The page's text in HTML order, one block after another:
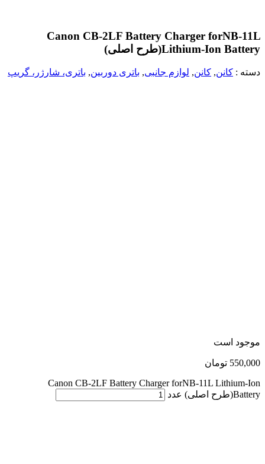
Canon CB-2LF Battery Charger forNB-11L
Lithium-Ion Battery(طرح اصلی)
دسته : کانن, کانن, لوازم جانبی, باتری دوربین, باتری، شارژر، گریپ
موجود است
550,000 تومان
Canon CB-2LF Battery Charger forNB-11L Lithium-Ion
Battery(طرح اصلی) عدد